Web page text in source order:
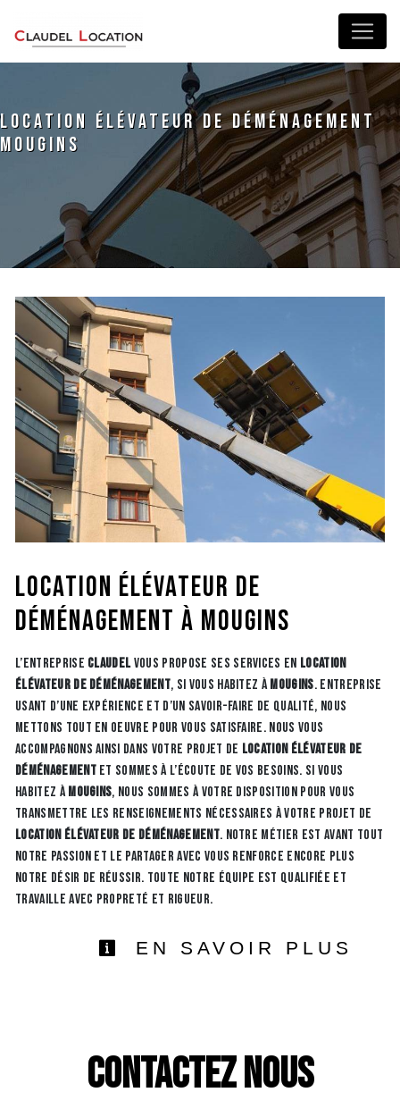
location élévateur de déménagement
Mougins
location élévateur de
déménagement à Mougins
L’entreprise CLAUDELvous propose ses services en location
élévateur de déménagement, si vous habitez àMougins. Entreprise
usant d’une expérience et d’un savoir-faire de qualité, nous
mettons tout en oeuvre pour vous satisfaire. Nous vous
accompagnons ainsi dans votre projet de location élévateur de
déménagementet sommes à l’écoute de vos besoins. Si vous
habitez àMougins, nous sommes à votre disposition pour vous
transmettre les renseignements nécessaires à votre projet de
location élévateur de déménagement. Notre métier est avant tout
notre passion et le partager avec vous renforce encore plus
notre désir de réussir. Toute notre équipe est qualifiée et
travaille avec propreté et rigueur.
EN SAVOIR PLUS
Contactez nous